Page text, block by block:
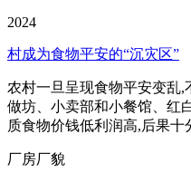
2024
村成为食物平安的“沉灾区”
农村一旦呈现食物平安变乱
做坊、小卖部和小餐馆、红
质食物价钱低利润高,后果十
厂房厂貌